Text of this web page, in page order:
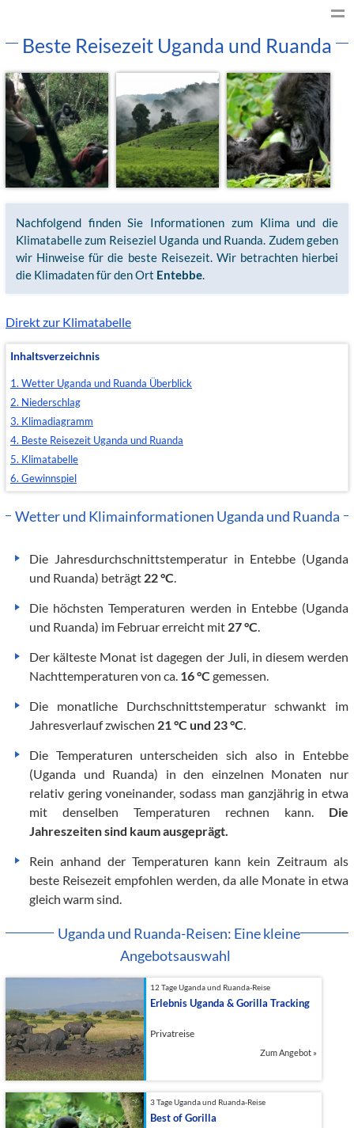
Beste Reisezeit Uganda und Ruanda
Nachfolgend finden Sie Informationen zum Klima und die
Klimatabelle zum Reiseziel Uganda und Ruanda. Zudem geben
wir Hinweise für die beste Reisezeit. Wir betrachten hierbei
die Klimadaten für den Ort Entebbe.
Direkt zur Klimatabelle
Inhaltsverzeichnis
1. Wetter Uganda und Ruanda Überblick
2. Niederschlag
3. Klimadiagramm
4. Beste Reisezeit Uganda und Ruanda
5. Klimatabelle
6. Gewinnspiel
Wetter und Klimainformationen Uganda und Ruanda
Die Jahresdurchschnittstemperatur in Entebbe (Uganda
und Ruanda) beträgt 22 °C.
Die höchsten Temperaturen werden in Entebbe (Uganda
und Ruanda) im Februar erreicht mit 27 °C.
Der kälteste Monat ist dagegen der Juli, in diesem werden
Nachttemperaturen von ca. 16 °C gemessen.
Die monatliche Durchschnittstemperatur schwankt im
Jahresverlauf zwischen 21 °C und 23 °C.
Die Temperaturen unterscheiden sich also in Entebbe
(Uganda und Ruanda) in den einzelnen Monaten nur
relativ gering voneinander, sodass man ganzjährig in etwa
mit denselben Temperaturen rechnen kann. Die
Jahreszeiten sind kaum ausgeprägt.
Rein anhand der Temperaturen kann kein Zeitraum als
beste Reisezeit empfohlen werden, da alle Monate in etwa
gleich warm sind.
Uganda und Ruanda-Reisen: Eine kleine
Angebotsauswahl
12 Tage Uganda und Ruanda-Reise
Erlebnis Uganda & Gorilla Tracking
Privatreise
Zum Angebot »
3 Tage Uganda und Ruanda-Reise
Best of Gorilla